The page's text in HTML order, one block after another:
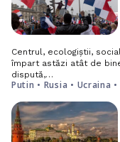
Centrul, ecologiștii,
împart astăzi atât de
dispută,…
Putin • Rusia • Ucraina